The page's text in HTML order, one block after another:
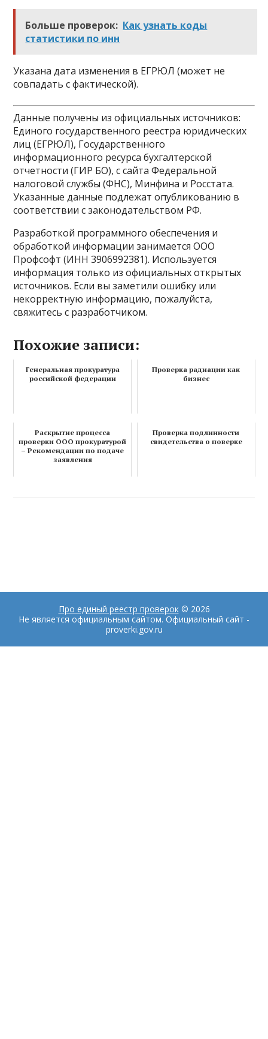
Больше проверок: Как узнать коды
статистики по инн
Указана дата изменения в ЕГРЮЛ (может не
совпадать с фактической).
Данные получены из официальных источников:
Единого государственного реестра юридических
лиц (ЕГРЮЛ), Государственного
информационного ресурса бухгалтерской
отчетности (ГИР БО), с сайта Федеральной
налоговой службы (ФНС), Минфина и Росстата.
Указанные данные подлежат опубликованию в
соответствии с законодательством РФ.
Разработкой программного обеспечения и
обработкой информации занимается ООО
Профсофт (ИНН 3906992381). Используется
информация только из официальных открытых
источников. Если вы заметили ошибку или
некорректную информацию, пожалуйста,
свяжитесь с разработчиком.
Похожие записи:
Генеральная прокуратура
российской федерации
Проверка радиации как
бизнес
Раскрытие процесса
проверки ООО прокуратурой
– Рекомендации по подаче
заявления
Проверка подлинности
свидетельства о поверке
Про единый реестр проверок© 2026
Не является официальным сайтом. Официальный сайт -
proverki.gov.ru